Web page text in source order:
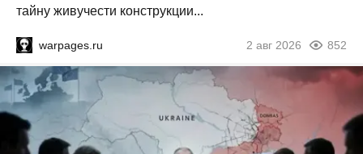
тайну живучести конструкции...
warpages.ru 2 авг 2026 852